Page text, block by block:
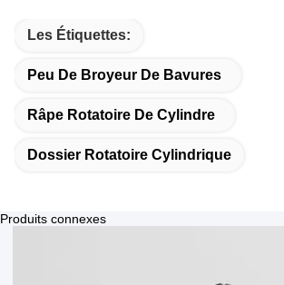
Les Étiquettes:
Peu De Broyeur De Bavures
Râpe Rotatoire De Cylindre
Dossier Rotatoire Cylindrique
Produits connexes